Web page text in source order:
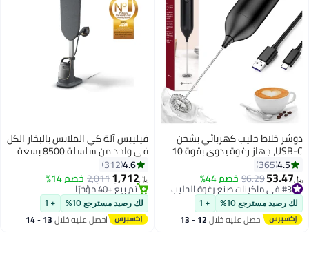
دوشر خلاط حليب كهربائي بشحن
USB-C، جهاز رغوة يدوي بقوة 10
واط، خفاقة من الفولاذ المقاوم
للصدأ 304، تصميم منخفض
الضوضاء ومضغوط لتحضير القهوة،
اللاتيه، الكابتشينو، والخبز
4.5
365
﷼‏53.47
96.29خصم 44% #3 في ماكينات صنع رغوة الحليب
تم بيع +150 مؤخرًا
#3 في ماكينات صنع رغوة الحليب
لك رصيد مسترجع 10% + 1
احصل عليه خلال 12 - 13
فيليبس آلة كي الملابس بالبخار الكل
في واحد من سلسلة 8500 بسعة
AIS8540/80 رمادي داكن/ذهبي
1.2 L 2400 W AIS8540/80
4.6
312
﷼‏1,712
2,011خصم 14%
#5 في كاويات بخار للملابس
بتخلّص بسرعة
تم بيع +40 مؤخرًا
#5 في كاويات بخار للملابس
لك رصيد مسترجع 10% + 1
احصل عليه خلال 13 - 14